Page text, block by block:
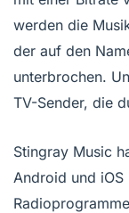
werden die
der auf den
unterbrochen.
TV-Sender, die
Stingray Music
Android und